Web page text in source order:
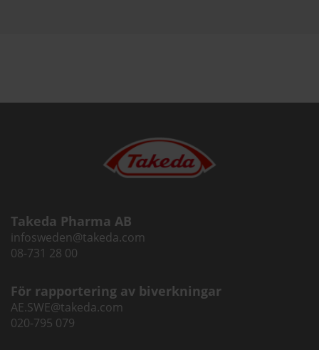
Takeda Pharma AB
infosweden@takeda.com
08-731 28 00
För rapportering av biverkningar
AE.SWE@takeda.com
020-795 079